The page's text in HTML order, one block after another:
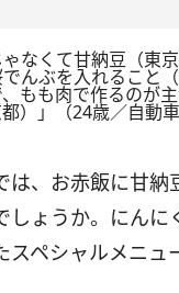
なくて甘納豆（東
んぶを入れること
、もも肉で作るのが
）」（24歳／自動
は、お赤飯に甘
しょうか。にん
スペシャルメニュ